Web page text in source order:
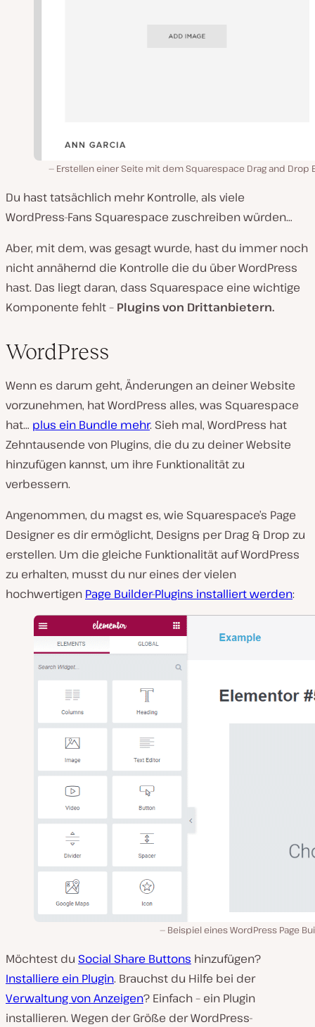
Erstellen einer Seite mit dem Squarespace Drag and Drop
Du hast tatsächlich mehr Kontrolle, als viele
WordPress-Fans Squarespace zuschreiben würden…
Aber, mit dem, was gesagt wurde, hast du immer noch
nicht annähernd die Kontrolle die du über WordPress
hast. Das liegt daran, dass Squarespace eine wichtige
Komponente fehlt – Plugins von Drittanbietern.
WordPress
Wenn es darum geht, Änderungen an deiner Website
vorzunehmen, hat WordPress alles, was Squarespace
hat… plus ein Bundle mehr. Sieh mal, WordPress hat
Zehntausende von Plugins, die du zu deiner Website
hinzufügen kannst, um ihre Funktionalität zu
verbessern.
Angenommen, du magst es, wie Squarespace’s Page
Designer es dir ermöglicht, Designs per Drag & Drop zu
erstellen. Um die gleiche Funktionalität auf WordPress
zu erhalten, musst du nur eines der vielen
hochwertigen Page Builder-Plugins installiert werden:
Beispiel eines WordPress Page
Möchtest du Social Share Buttons hinzufügen?
Installiere ein Plugin. Brauchst du Hilfe bei der
Verwaltung von Anzeigen? Einfach – ein Plugin
installieren. Wegen der Größe der WordPress-